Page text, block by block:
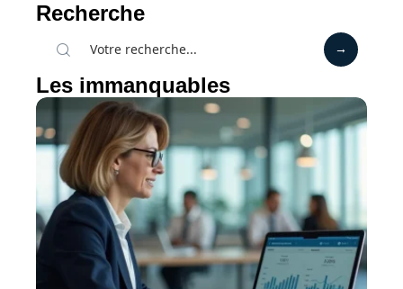
Recherche
Les immanquables